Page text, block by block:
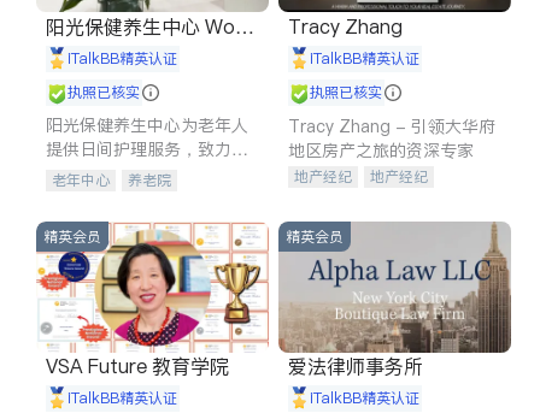
阳光保健养生中心 World
shine
iTalkBB精英认证
执照已核实
阳光保健养生中心为老年人
提供日间护理服务，致力于
通过持续的护理创新来有效
老年中心 养老院
Tracy Zhang
iTalkBB精英认证
执照已核实
Tracy Zhang - 引领大华府
地区房产之旅的资深专家
地产经纪
地产经纪
商铺租售
精英会员
VSA Future 教育学院
iTalkBB精英认证
精英会员
爱法律师事务所
iTalkBB精英认证